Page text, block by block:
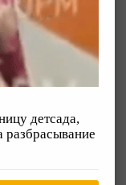
детсада,
разбрасывание